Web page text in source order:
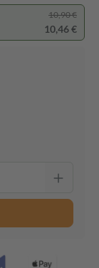
10,90 €
10,46 €